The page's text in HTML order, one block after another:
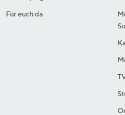
Für euch da